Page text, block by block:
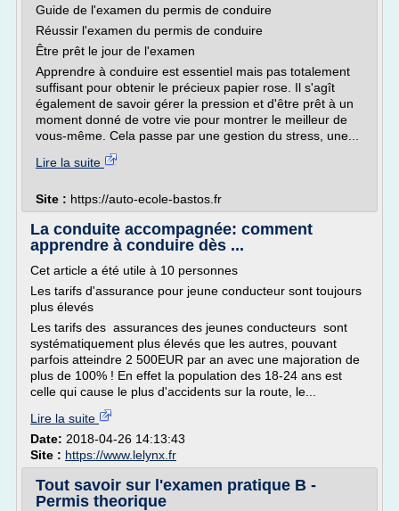
Guide de l'examen du permis de conduire
Réussir l'examen du permis de conduire
Être prêt le jour de l'examen
Apprendre à conduire est essentiel mais pas totalement
suffisant pour obtenir le précieux papier rose. Il s'agît
également de savoir gérer la pression et d'être prêt à un
moment donné de votre vie pour montrer le meilleur de
vous-même. Cela passe par une gestion du stress, une...
Lire la suite
Site : https://auto-ecole-bastos.fr
La conduite accompagnée: comment
apprendre à conduire dès ...
Cet article a été utile à 10 personnes
Les tarifs d'assurance pour jeune conducteur sont toujours
plus élevés
Les tarifs des assurances des jeunes conducteurs sont
systématiquement plus élevés que les autres, pouvant
parfois atteindre 2 500EUR par an avec une majoration de
plus de 100% ! En effet la population des 18-24 ans est
celle qui cause le plus d'accidents sur la route, le...
Lire la suite
Date: 2018-04-26 14:13:43
Site : https://www.lelynx.fr
Tout savoir sur l'examen pratique B -
Permis theorique